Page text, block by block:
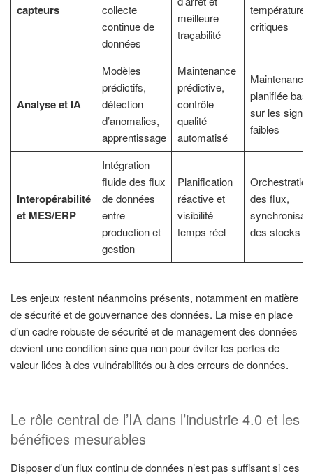
capteurs
collecte
continue de
données
meilleure
traçabilité
températures
critiques
Analyse et IA
Modèles
prédictifs,
détection
d’anomalies,
apprentissage
Maintenance
prédictive,
contrôle
qualité
automatisé
Maintenance
planifiée
sur les
faibles
Interopérabilité
et MES/ERP
Intégration
fluide des flux
de données
entre
production et
gestion
Planification
réactive et
visibilité
temps réel
Orchestration
des flux,
des stocks
Les enjeux restent néanmoins présents, notamment en matière
de sécurité et de gouvernance des données. La mise en place
d’un cadre robuste de sécurité et de management des données
devient une condition sine qua non pour éviter les pertes de
valeur liées à des vulnérabilités ou à des erreurs de données.
Le rôle central de l’IA dans l’industrie 4.0 et les
bénéfices mesurables
Disposer d’un flux continu de données n’est pas suffisant si ces